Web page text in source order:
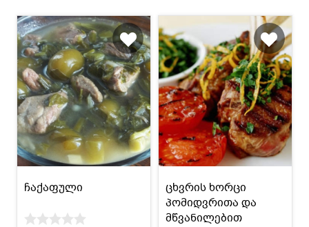
ჩაქაფული
ცხვრის ხორცი
პომიდვრითა და
მწვანილებით